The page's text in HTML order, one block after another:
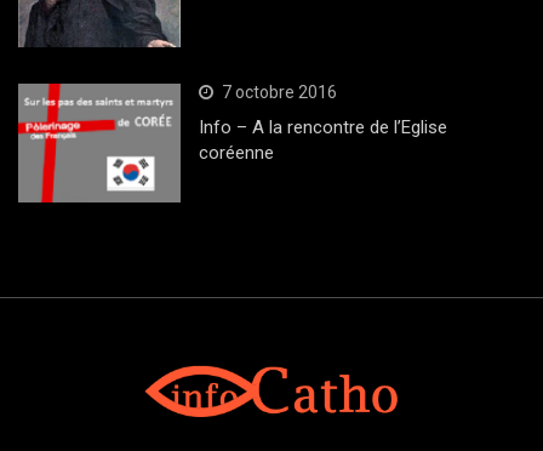
7 octobre 2016
Info – A la rencontre de l’Eglise
coréenne